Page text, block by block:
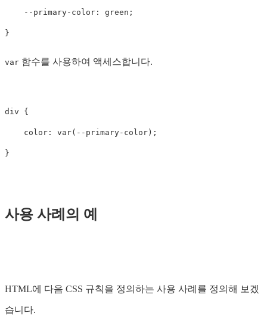
--primary-color : green ;
}
var 함수를 사용하여 액세스합니다.
div {
color : var( --primary-color );
}
사용 사례의 예
HTML에 다음 CSS 규칙을 정의하는 사용 사례를 정의해 보겠
습니다.